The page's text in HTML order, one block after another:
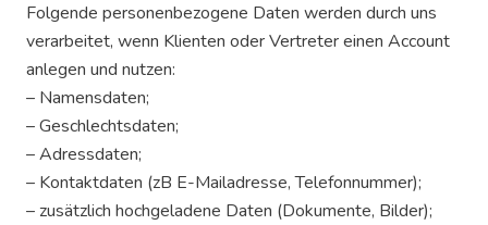
Folgende personenbezogene Daten werden durch uns
verarbeitet, wenn Klienten oder Vertreter einen Account
anlegen und nutzen:
– Namensdaten;
– Geschlechtsdaten;
– Adressdaten;
– Kontaktdaten (zB E-Mailadresse, Telefonnummer);
– zusätzlich hochgeladene Daten (Dokumente, Bilder);